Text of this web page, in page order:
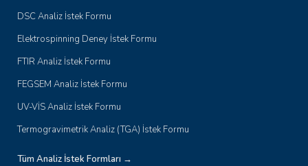
DSC Analiz İstek Formu
Elektrospinning Deney İstek Formu
FTIR Analiz İstek Formu
FEGSEM Analiz İstek Formu
UV-VİS Analiz İstek Formu
Termogravimetrik Analiz (TGA) İstek Formu
Tüm Analiz İstek Formları →